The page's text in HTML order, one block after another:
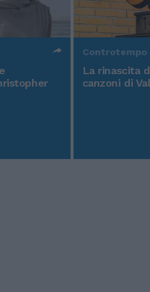
Controtempo
La rinascita
canzoni di